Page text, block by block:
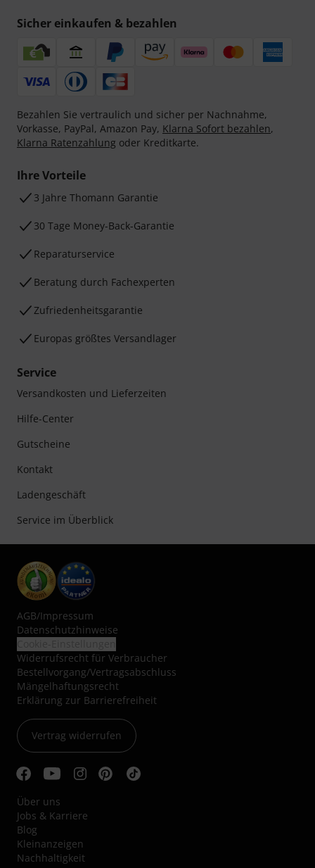
Sicher einkaufen & bezahlen
Bezahlen Sie vertraulich und sicher per Nachnahme,
Vorkasse, PayPal, Amazon Pay, Klarna Sofort bezahlen,
Klarna Ratenzahlung oder Kreditkarte.
Ihre Vorteile
3 Jahre Thomann Garantie
30 Tage Money-Back-Garantie
Reparaturservice
Beratung durch Fachexperten
Zufriedenheitsgarantie
Europas größtes Versandlager
Service
Versandkosten und Lieferzeiten
Hilfe-Center
Gutscheine
Kontakt
Ladengeschäft
Service im Überblick
AGB/Impressum
Datenschutzhinweise
Widerrufsrecht für Verbraucher
Bestellvorgang/Vertragsabschluss
Mängelhaftungsrecht
Erklärung zur Barrierefreiheit
Vertrag widerrufen
Über uns
Jobs & Karriere
Blog
Kleinanzeigen
Nachhaltigkeit